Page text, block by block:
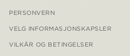
PERSONVERN
VELG INFORMASJONSKAPSLER
VILKÅR OG BETINGELSER